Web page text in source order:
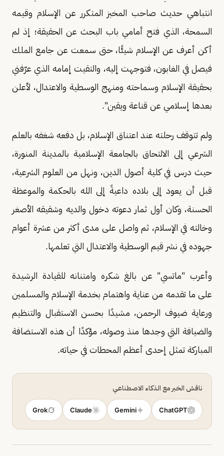
انتباهي حديث صاحب المخبز المتكرر عن الإسلام وقيمه
السمحة، الذي فتح أمامي باب البحث عن الحقيقة؛ إذ لم
أكن أعرف عن الإسلام شيئًا، حتى سمعت عن جامع الملك
فيصل في الغابون، فتوجهت إليه، والتقيت إمامه الذي عرّفني
بحقيقة الإسلام وسماحته ومنهج الوسطية والاعتدال، لأعلن
بعدها إسلامي عن قناعة ويقين".
ولم تتوقف رحلته عند اعتناق الإسلام، بل دفعه شغفه بالعلم
الشرعي إلى الالتحاق بالجامعة الإسلامية بالمدينة المنورة،
حيث درس في كلية أصول الدين، ونهل من العلوم الشرعية،
قبل أن يعود إلى بلاده داعيةً إلى الله بالحكمة والموعظة
الحسنة، وكان أول ثمار دعوته دخول والديه وشقيقه الأصغر
وخالته في الإسلام، ثم واصل على مدى أكثر من عشرة أعوام
جهوده في نشر قيم الوسطية والاعتدال التي تعلمها.
وأعرب "ماتسي" عن بالغ شكره وامتنانه للقيادة الرشيدة
على ما تقدمه من عناية واهتمام بخدمة الإسلام والمسلمين
ورعاية ضيوف الرحمن، مشيدًا بحسن الاستقبال والتنظيم
والضيافة التي وجدها منذ وصوله، مؤكدًا أن هذه الاستضافة
المباركة تمثل إحدى أعظم المحطات في حياته.
ناقش الخبر مع الذكاء الاصطناعي
ChatGPT
Gemini
Claude
Grok